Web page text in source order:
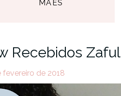
MÃES
Recebidos Zaful
fevereiro de 2018